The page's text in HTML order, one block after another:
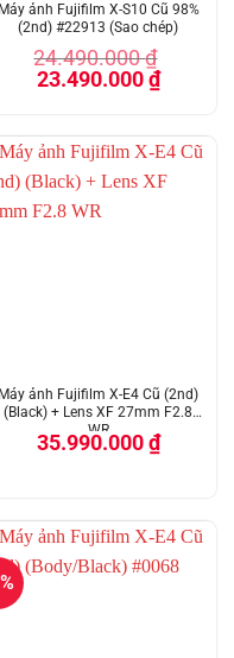
Máy ảnh Fujifilm X-S10 Cũ 98%
(2nd) #22913 (Sao chép)
24.490.000₫
Giá
gốc
23.490.000₫Giá
hiện
Máy ảnh Fujifilm X-E4 Cũ (2nd)
(Black) + Lens XF 27mm F2.8
WR
35.990.000₫